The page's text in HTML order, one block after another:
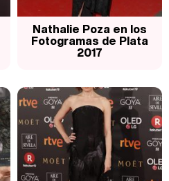
Nathalie Poza en los
Fotogramas de Plata
2017